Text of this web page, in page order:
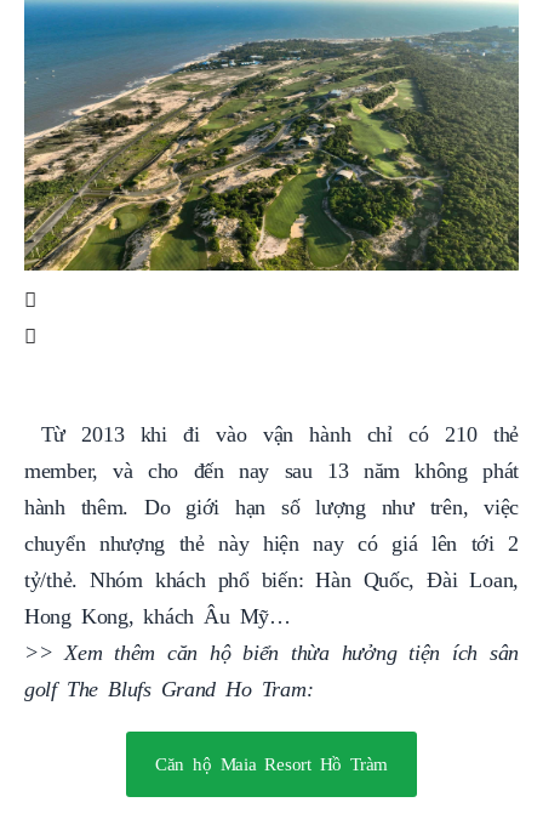
Từ 2013 khi đi vào vận hành chỉ có 210 thẻ
member, và cho đến nay sau 13 năm không phát
hành thêm. Do giới hạn số lượng như trên, việc
chuyển nhượng thẻ này hiện nay có giá lên tới 2
tỷ/thẻ. Nhóm khách phổ biến: Hàn Quốc, Đài Loan,
Hong Kong, khách Âu Mỹ…
>> Xem thêm căn hộ biển thừa hưởng tiện ích sân
golf The Blufs Grand Ho Tram:
Căn hộ Maia Resort Hồ Tràm